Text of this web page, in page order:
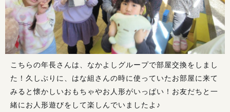
こちらの年長さんは、なかよしグループで部屋交換をしまし
た！久しぶりに、はな組さんの時に使っていたお部屋に来て
みると懐かしいおもちゃやお人形がいっぱい！お友だちと一
緒にお人形遊びをして楽しんでいましたよ♪